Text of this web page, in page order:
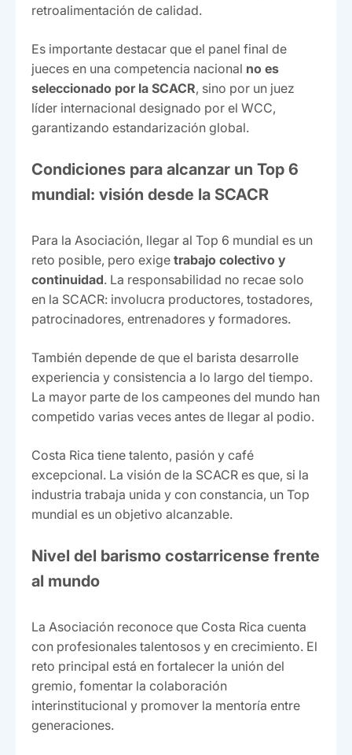
retroalimentación de calidad.
Es importante destacar que el panel final de
jueces en una competencia nacional no es
seleccionado por la SCACR, sino por un juez
líder internacional designado por el WCC,
garantizando estandarización global.
Condiciones para alcanzar un Top 6
mundial: visión desde la SCACR
Para la Asociación, llegar al Top 6 mundial es un
reto posible, pero exige trabajo colectivo y
continuidad. La responsabilidad no recae solo
en la SCACR: involucra productores, tostadores,
patrocinadores, entrenadores y formadores.
También depende de que el barista desarrolle
experiencia y consistencia a lo largo del tiempo.
La mayor parte de los campeones del mundo han
competido varias veces antes de llegar al podio.
Costa Rica tiene talento, pasión y café
excepcional. La visión de la SCACR es que, si la
industria trabaja unida y con constancia, un Top
mundial es un objetivo alcanzable.
Nivel del barismo costarricense frente
al mundo
La Asociación reconoce que Costa Rica cuenta
con profesionales talentosos y en crecimiento. El
reto principal está en fortalecer la unión del
gremio, fomentar la colaboración
interinstitucional y promover la mentoría entre
generaciones.